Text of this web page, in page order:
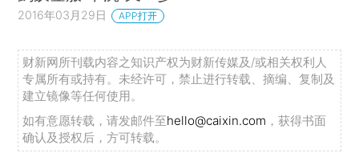
2016年03月29日 APP打开
财新网所刊载内容之知识产权为财新传媒及/或相关权利人
专属所有或持有。未经许可，禁止进行转载、摘编、复制及
建立镜像等任何使用。
如有意愿转载，请发邮件至hello@caixin.com ，获得书面
确认及授权后，方可转载。